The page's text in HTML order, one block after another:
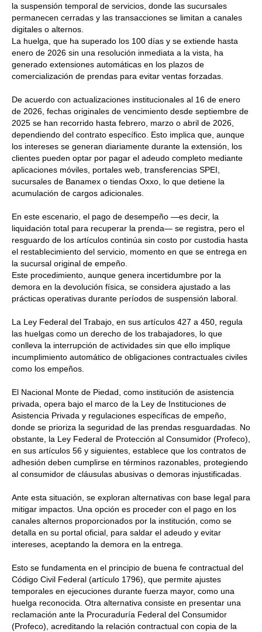
la suspensión temporal de servicios, donde las sucursales
permanecen cerradas y las transacciones se limitan a canales
digitales o alternos.
La huelga, que ha superado los 100 días y se extiende hasta
enero de 2026 sin una resolución inmediata a la vista, ha
generado extensiones automáticas en los plazos de
comercialización de prendas para evitar ventas forzadas.
De acuerdo con actualizaciones institucionales al 16 de enero
de 2026, fechas originales de vencimiento desde septiembre de
2025 se han recorrido hasta febrero, marzo o abril de 2026,
dependiendo del contrato específico. Esto implica que, aunque
los intereses se generan diariamente durante la extensión, los
clientes pueden optar por pagar el adeudo completo mediante
aplicaciones móviles, portales web, transferencias SPEI,
sucursales de Banamex o tiendas Oxxo, lo que detiene la
acumulación de cargos adicionales.
En este escenario, el pago de desempeño —es decir, la
liquidación total para recuperar la prenda— se registra, pero el
resguardo de los artículos continúa sin costo por custodia hasta
el restablecimiento del servicio, momento en que se entrega en
la sucursal original de empeño.
Este procedimiento, aunque genera incertidumbre por la
demora en la devolución física, se considera ajustado a las
prácticas operativas durante períodos de suspensión laboral.
La Ley Federal del Trabajo, en sus artículos 427 a 450, regula
las huelgas como un derecho de los trabajadores, lo que
conlleva la interrupción de actividades sin que ello implique
incumplimiento automático de obligaciones contractuales civiles
como los empeños.
El Nacional Monte de Piedad, como institución de asistencia
privada, opera bajo el marco de la Ley de Instituciones de
Asistencia Privada y regulaciones específicas de empeño,
donde se prioriza la seguridad de las prendas resguardadas. No
obstante, la Ley Federal de Protección al Consumidor (Profeco),
en sus artículos 56 y siguientes, establece que los contratos de
adhesión deben cumplirse en términos razonables, protegiendo
al consumidor de cláusulas abusivas o demoras injustificadas.
Ante esta situación, se exploran alternativas con base legal para
mitigar impactos. Una opción es proceder con el pago en los
canales alternos proporcionados por la institución, como se
detalla en su portal oficial, para saldar el adeudo y evitar
intereses, aceptando la demora en la entrega.
Esto se fundamenta en el principio de buena fe contractual del
Código Civil Federal (artículo 1796), que permite ajustes
temporales en ejecuciones durante fuerza mayor, como una
huelga reconocida. Otra alternativa consiste en presentar una
reclamación ante la Procuraduría Federal del Consumidor
(Profeco), acreditando la relación contractual con copia de la